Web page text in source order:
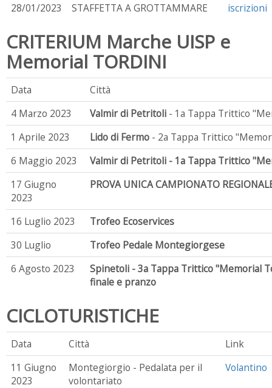
28/01/2023 STAFFETTA A GROTTAMMARE iscrizioni
CRITERIUM Marche UISP e
Memorial TORDINI
Data
Città
4 Marzo 2023
Valmir di Petritoli - 1a Tappa Trittico
1 Aprile 2023
Lido di Fermo - 2a Tappa Trittico
6 Maggio 2023
Valmir di Petritoli - 1a Tappa Trittico
17 Giugno
2023
PROVA UNICA CAMPIONATO
16 Luglio 2023
Trofeo Ecoservices
30 Luglio
Trofeo Pedale Montegiorgese
6 Agosto 2023
Spinetoli - 3a Tappa Trittico "Memorial
finale e pranzo
CICLOTURISTICHE
Data Città
Link
11 Giugno
2023
Montegiorgio - Pedalata per il
volontariato
Volantino